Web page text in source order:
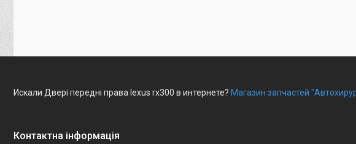
Искали Двері передні права lexus rx300 в интернете? Магазин запчастей